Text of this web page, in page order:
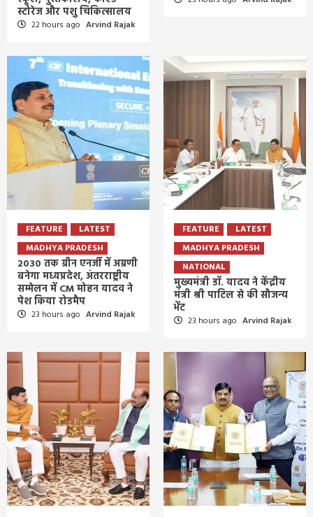
स्टोरेज और पशु चिकित्सालय
22 hours ago Arvind Rajak
FEATURE
LATEST
MADHYA PRADESH
2030 तक ग्रीन एनर्जी में अग्रणी
बनेगा मध्यप्रदेश, अंतरराष्ट्रीय
सम्मेलन में CM मोहन यादव ने
पेश किया रोडमैप
23 hours ago Arvind Rajak
FEATURE
LATEST
MADHYA PRADESH
NATIONAL
मुख्यमंत्री डॉ. यादव ने केंद्रीय
मंत्री श्री पाटिल से की सौजन्य
भेंट
23 hours ago Arvind Rajak